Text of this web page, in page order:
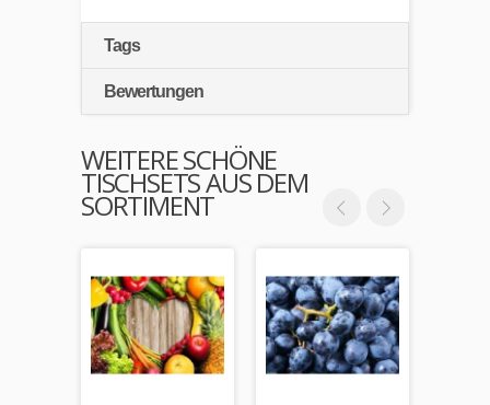
Tags
Bewertungen
WEITERE SCHÖNE
TISCHSETS AUS DEM
SORTIMENT